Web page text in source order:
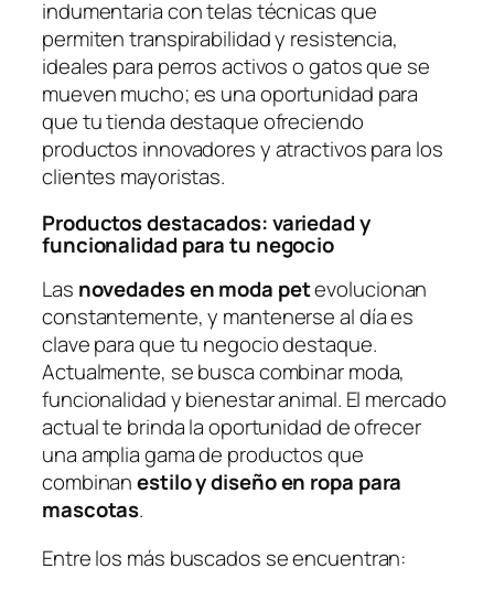
indumentaria con telas técnicas que
permiten transpirabilidad y resistencia,
ideales para perros activos o gatos que se
mueven mucho; es una oportunidad para
que tu tienda destaque ofreciendo
productos innovadores y atractivos para los
clientes mayoristas.
Productos destacados: variedad y
funcionalidad para tu negocio
Las novedades en moda petevolucionan
constantemente, y mantenerse al día es
clave para que tu negocio destaque.
Actualmente, se busca combinar moda,
funcionalidad y bienestar animal. El mercado
actual te brinda la oportunidad de ofrecer
una amplia gama de productos que
combinanestilo y diseño en ropa para
mascotas.
Entre los más buscados se encuentran: